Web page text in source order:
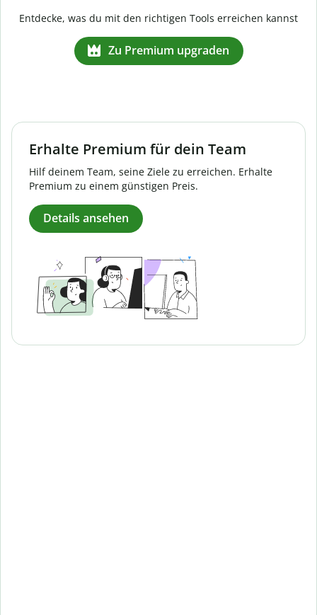
Entdecke, was du mit den richtigen Tools erreichen kannst
Zu Premium upgraden
Erhalte Premium für dein Team
Hilf deinem Team, seine Ziele zu erreichen. Erhalte
Premium zu einem günstigen Preis.
Details ansehen